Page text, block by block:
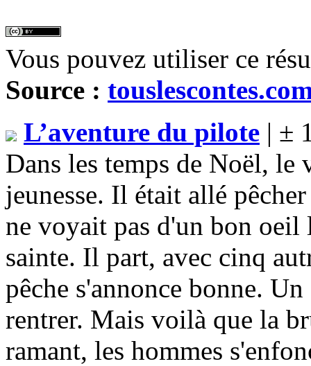
Vous pouvez utiliser ce
Source :
L’aventure du pilote | ±
Dans les temps de Noël,
jeunesse. Il était allé
ne voyait pas d'un bon
sainte. Il part, avec cinq
pêche s'annonce bonne.
rentrer. Mais voilà que la
ramant, les hommes